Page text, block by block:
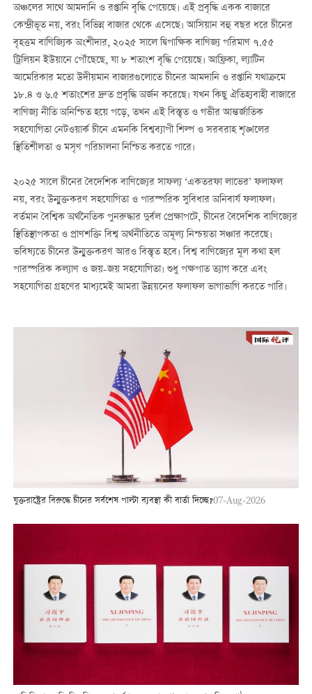
অঞ্চলের সাথে আমদানি ও রপ্তানি বৃদ্ধি পেয়েছে। এই প্রবৃদ্ধি একক বাজারে
কেন্দ্রীভূত নয়, বরং বিভিন্ন বাজার থেকে এসেছে। আসিয়ান বহু বছর ধরে চীনের
বৃহত্তম বাণিজ্যিক অংশীদার, ২০২৫ সালে দ্বিপাক্ষিক বাণিজ্য পরিমাণ ৭.৫৫
ট্রিলিয়ন ইউয়ানে পৌঁছেছে, যা ৮ শতাংশ বৃদ্ধি পেয়েছে। আফ্রিকা, ল্যাটিন
আমেরিকার মতো উদীয়মান বাজারগুলোতে চীনের আমদানি ও রপ্তানি যথাক্রমে
১৮.৪ ও ৬.৫ শতাংশের দ্রুত প্রবৃদ্ধি অর্জন করেছে। যখন কিছু ঐতিহ্যবাহী বাজারে
বাণিজ্য নীতি অনিশ্চিত হয়ে পড়ে, তখন এই বিস্তৃত ও গভীর আন্তর্জাতিক
সহযোগিতা নেটওয়ার্ক চীনে এমনকি বিশ্বব্যাপী শিল্প ও সরবরাহ শৃঙ্খলের
স্থিতিশীলতা ও মসৃণ পরিচালনা নিশ্চিত করতে পারে।
২০২৫ সালে চীনের বৈদেশিক বাণিজ্যের সাফল্য ‘একতরফা লাভের’ ফলাফল
নয়, বরং উন্মুক্তকরণ সহযোগিতা ও পারস্পরিক সুবিধার অনিবার্য ফলাফল।
বর্তমান বৈশ্বিক অর্থনৈতিক পুনরুদ্ধার দুর্বল প্রেক্ষাপটে, চীনের বৈদেশিক বাণিজ্যের
স্থিতিস্থাপকতা ও প্রাণশক্তি বিশ্ব অর্থনীতিতে অমূল্য নিশ্চয়তা সঞ্চার করেছে।
ভবিষ্যতে চীনের উন্মুক্তকরণ আরও বিস্তৃত হবে। বিশ্ব বাণিজ্যের মূল কথা হল
পারস্পরিক কল্যাণ ও জয়-জয় সহযোগিতা। শুধু পক্ষপাত ত্যাগ করে এবং
সহযোগিতা গ্রহণের মাধ্যমেই আমরা উন্নয়নের ফলাফল ভাগাভাগি করতে পারি।
যুক্তরাষ্ট্রের বিরুদ্ধে চীনের সর্বশেষ পাল্টা ব্যবস্থা কী বার্তা দিচ্ছে?07-Aug-2026